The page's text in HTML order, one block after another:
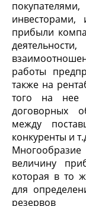
инвесторами,
прибыли
работы
также на
того на нее
договорных
между
конкуренты и
величину
которая в то
для
резервов